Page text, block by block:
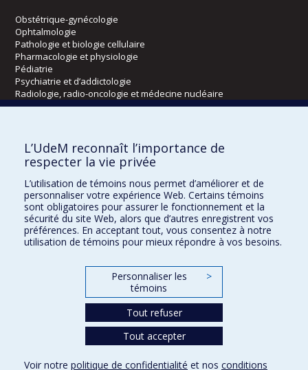
Obstétrique-gynécologie
Ophtalmologie
Pathologie et biologie cellulaire
Pharmacologie et physiologie
Pédiatrie
Psychiatrie et d’addictologie
Radiologie, radio-oncologie et médecine nucléaire
Écoles
Kinésiologie et des sciences de l’activité physique
Orthophonie et audiologie
Réadaptation
Directions
DPC
CPASS
L’UdeM reconnaît l’importance de
respecter la vie privée
L’utilisation de témoins nous permet d’améliorer et de
personnaliser votre expérience Web. Certains témoins
sont obligatoires pour assurer le fonctionnement et la
sécurité du site Web, alors que d’autres enregistrent vos
préférences. En acceptant tout, vous consentez à notre
utilisation de témoins pour mieux répondre à vos besoins.
Personnaliser les
témoins
>
Tout refuser
Tout accepter
Voir notre politique de confidentialité et nos conditions